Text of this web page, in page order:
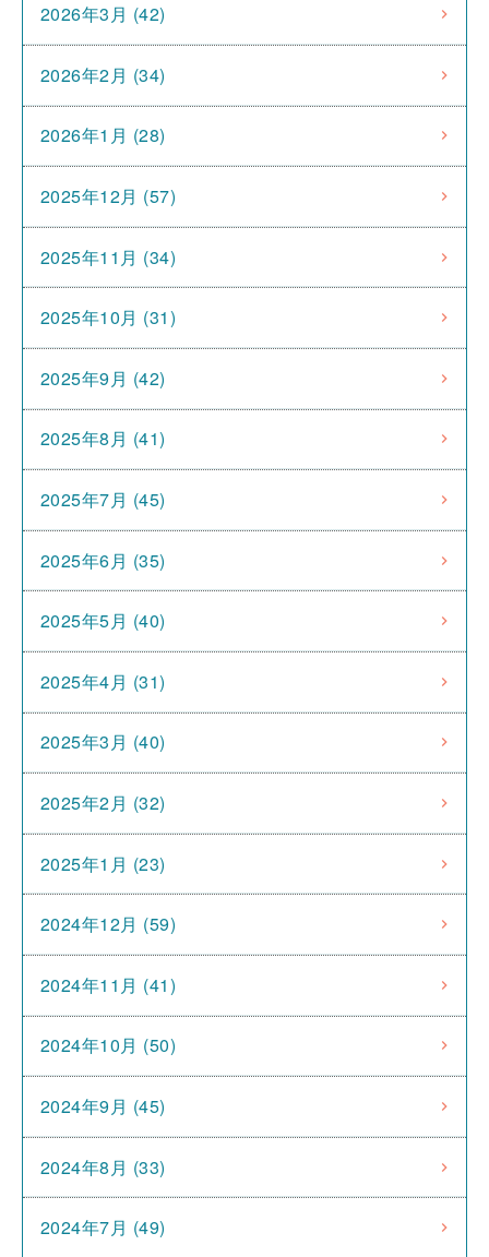
2026年3月 (42)
2026年2月 (34)
2026年1月 (28)
2025年12月 (57)
2025年11月 (34)
2025年10月 (31)
2025年9月 (42)
2025年8月 (41)
2025年7月 (45)
2025年6月 (35)
2025年5月 (40)
2025年4月 (31)
2025年3月 (40)
2025年2月 (32)
2025年1月 (23)
2024年12月 (59)
2024年11月 (41)
2024年10月 (50)
2024年9月 (45)
2024年8月 (33)
2024年7月 (49)